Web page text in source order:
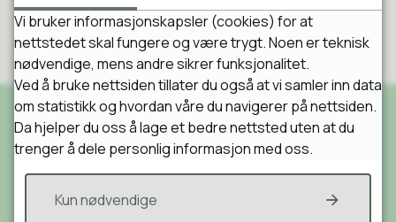
Skriv til oss
Vennesla kommune
Vi bruker informasjonskapsler (cookies) for at
nettstedet skal fungere og være trygt. Noen er teknisk
nødvendige, mens andre sikrer funksjonalitet.
Ved å bruke nettsiden tillater du også at vi samler inn data
om statistikk og hvordan våre du navigerer på nettsiden.
Da hjelper du oss å lage et bedre nettsted uten at du
trenger å dele personlig informasjon med oss.
Kun nødvendige